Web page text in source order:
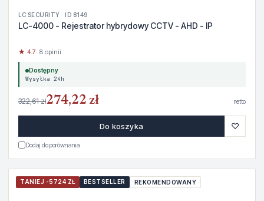
LC SECURITY · ID 8149
LC-4000 - Rejestrator hybrydowy CCTV - AHD - IP
★ 4.7· 8 opinii
Dostępny
Wysyłka 24h
322,61 zł274,22 zł netto
Do koszyka ♡
Dodaj do porównania
TANIEJ -5724 ZŁ BESTSELLER REKOMENDOWANY